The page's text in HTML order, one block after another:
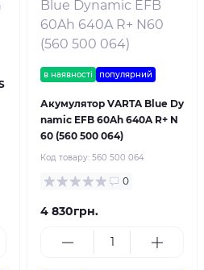
в наявності популярний
Акумулятор VARTA Blue Dy
namic EFB 60Ah 640A R+ N
60 (560 500 064)
Код товару: 560 500 064
0
4 830грн.